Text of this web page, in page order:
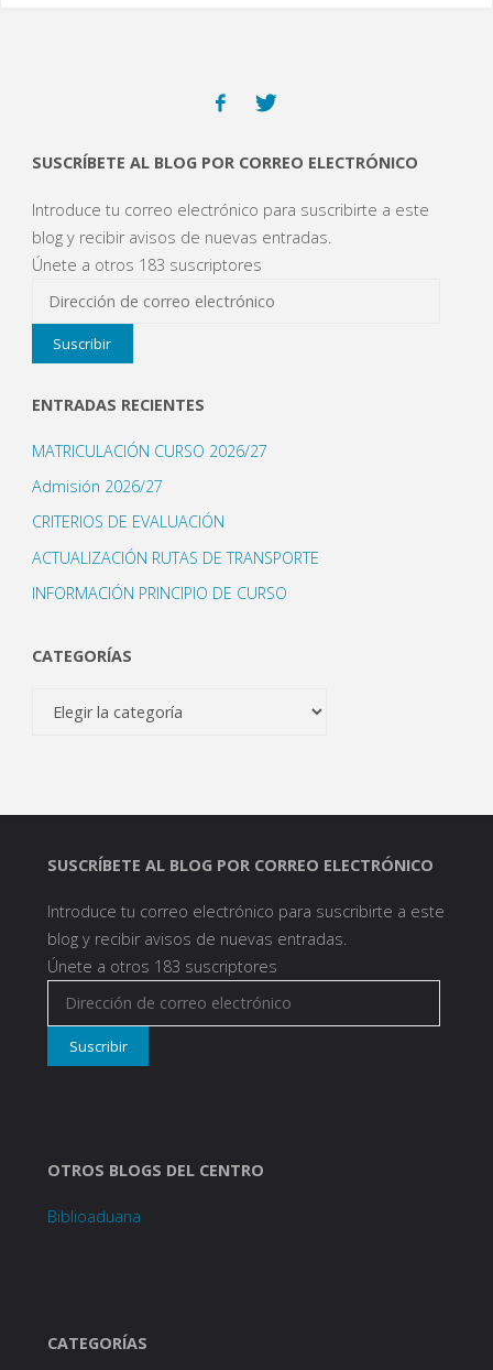
SUSCRÍBETE AL BLOG POR CORREO ELECTRÓNICO
Introduce tu correo electrónico para suscribirte a este
blog y recibir avisos de nuevas entradas.
Únete a otros 183 suscriptores
Dirección
de
correo
Suscribir
ENTRADAS RECIENTES
MATRICULACIÓN CURSO 2026/27
Admisión 2026/27
CRITERIOS DE EVALUACIÓN
ACTUALIZACIÓN RUTAS DE TRANSPORTE
INFORMACIÓN PRINCIPIO DE CURSO
CATEGORÍAS
Categorías
SUSCRÍBETE AL BLOG POR CORREO ELECTRÓNICO
Introduce tu correo electrónico para suscribirte a este
blog y recibir avisos de nuevas entradas.
Únete a otros 183 suscriptores
Dirección
de
correo
Suscribir
OTROS BLOGS DEL CENTRO
Biblioaduana
CATEGORÍAS